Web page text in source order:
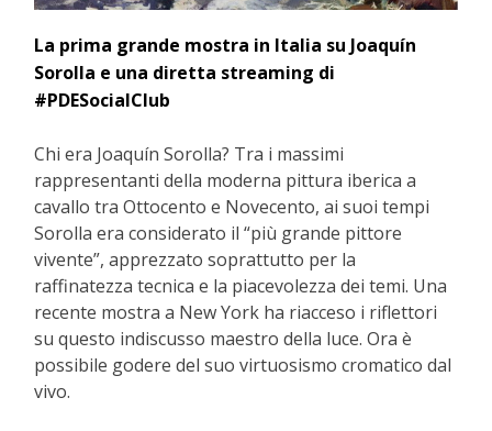
La prima grande mostra in Italia su Joaquín
Sorolla e una diretta streaming di
#PDESocialClub
Chi era Joaquín Sorolla? Tra i massimi
rappresentanti della moderna pittura iberica a
cavallo tra Ottocento e Novecento, ai suoi tempi
Sorolla era considerato il “più grande pittore
vivente”, apprezzato soprattutto per la
raffinatezza tecnica e la piacevolezza dei temi. Una
recente mostra a New York ha riacceso i riflettori
su questo indiscusso maestro della luce. Ora è
possibile godere del suo virtuosismo cromatico dal
vivo.